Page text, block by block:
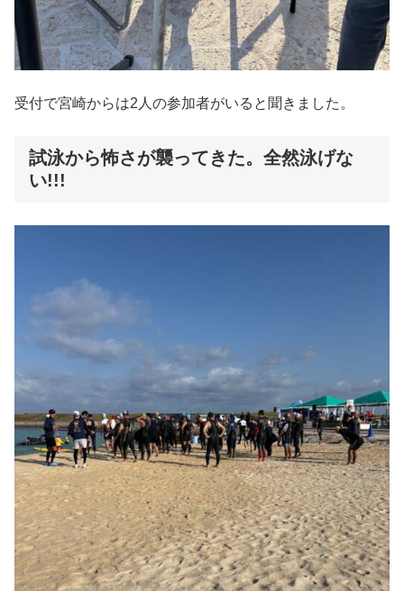
受付で宮崎からは2人の参加者がいると聞きました。
試泳から怖さが襲ってきた。全然泳げな
い!!!